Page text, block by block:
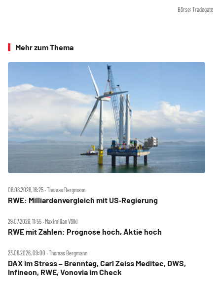
Börse: Tradegate
Mehr zum Thema
06.08.2026, 16:25 ‧ Thomas Bergmann
RWE: Milliardenvergleich mit US‑Regierung
29.07.2026, 11:55 ‧ Maximilian Völkl
RWE mit Zahlen: Prognose hoch, Aktie hoch
23.06.2026, 09:00 ‧ Thomas Bergmann
DAX im Stress – Brenntag, Carl Zeiss Meditec, DWS,
Infineon, RWE, Vonovia im Check